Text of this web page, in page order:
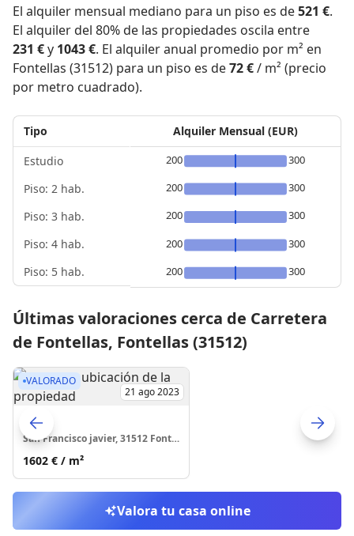
El alquiler mensual mediano para un piso es de521 €.
El alquiler del 80% de las propiedades oscila entre
231 €y 1043 €. El alquiler anual promedio por m² en
Fontellas (31512) para un piso es de72 €/ m² (precio
por metro cuadrado).
Tipo
Estudio
Piso: 2 hab.
Piso: 3 hab.
Piso: 4 hab.
Piso: 5 hab.
Alquiler Mensual (EUR)
200
300
200
300
200
300
200
300
200
300
Últimas valoraciones cerca de Carretera
de Fontellas, Fontellas (31512)
Skip to
VALORADO
21 ago 2023
Casa
San Francisco javier, 31512 Fontellas
1602 € / m²
Valora tu casa online